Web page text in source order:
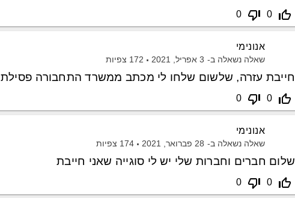
thumb_up_off_alt
0
thumb_down_off_alt
0
אנונימי
שאלה נשאלה ב- 3 אפריל, 2021 172 צפיות
חייבת עזרה, שלשום שלחו לי מכתב ממשרד התחבורה פסילת
thumb_up_off_alt
0
thumb_down_off_alt
0
אנונימי
שאלה נשאלה ב- 28 פברואר, 2021 174 צפיות
שלום חברים וחברות שלי יש לי סוגייה שאני חייבת
thumb_up_off_alt
0
thumb_down_off_alt
0